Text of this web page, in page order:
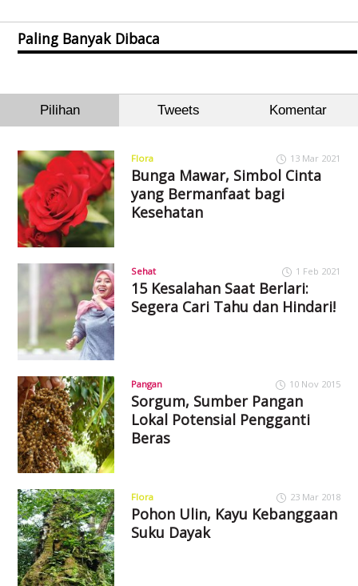
Paling Banyak Dibaca
Pilihan Tweets Komentar
Flora 13 Mar 2021
Bunga Mawar, Simbol Cinta
yang Bermanfaat bagi
Kesehatan
Sehat 1 Feb 2021
15 Kesalahan Saat Berlari:
Segera Cari Tahu dan Hindari!
Pangan 10 Nov 2015
Sorgum, Sumber Pangan
Lokal Potensial Pengganti
Beras
Flora 23 Mar 2018
Pohon Ulin, Kayu Kebanggaan
Suku Dayak